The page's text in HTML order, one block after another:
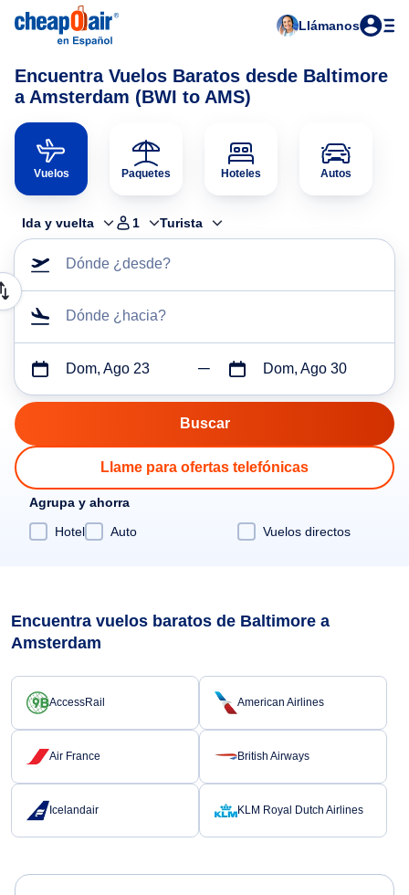
Llámanos
Encuentra Vuelos Baratos desde Baltimore
a Amsterdam (BWI to AMS)
Vuelos Paquetes Hoteles Autos
Ida y vuelta 1 Turista
Dónde ¿desde?
Dónde ¿hacia?
Dom, Ago 23 Dom, Ago 30
Llame para ofertas telefónicas
Agrupa y ahorra
Hotel
Auto Vuelos directos
Encuentra vuelos baratos de Baltimore a
Amsterdam
AccessRail American Airlines
Air France British Airways
Icelandair KLM Royal Dutch Airlines